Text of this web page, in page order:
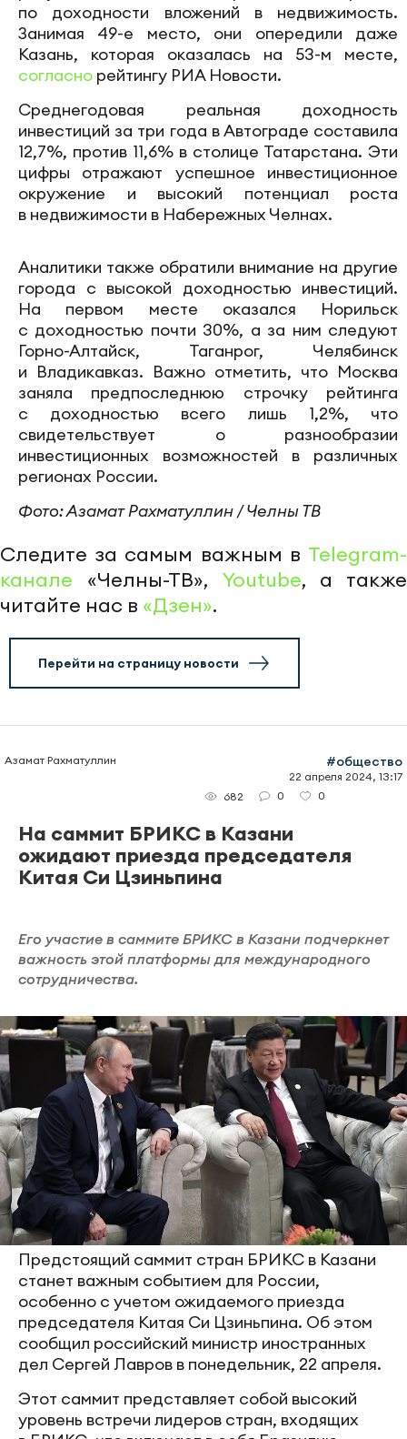
по доходности вложений в недвижимость.
Занимая 49-е место, они опередили даже
Казань, которая оказалась на 53-м месте,
согласно рейтингу РИА Новости.
Среднегодовая реальная доходность
инвестиций за три года в Автограде составила
12,7%, против 11,6% в столице Татарстана. Эти
цифры отражают успешное инвестиционное
окружение и высокий потенциал роста
в недвижимости в Набережных Челнах.
Аналитики также обратили внимание на другие
города с высокой доходностью инвестиций.
На первом месте оказался Норильск
с доходностью почти 30%, а за ним следуют
Горно-Алтайск, Таганрог, Челябинск
и Владикавказ. Важно отметить, что Москва
заняла предпоследнюю строчку рейтинга
с доходностью всего лишь 1,2%, что
свидетельствует о разнообразии
инвестиционных возможностей в различных
регионах России.
Фото: Азамат Рахматуллин / Челны ТВ
Следите за самым важным в Telegram-
канале «Челны-ТВ», Youtube, а также
читайте нас в «Дзен».
Перейти на страницу новости
Азамат Рахматуллин #общество
22 апреля 2024, 13:17
682
0 0
На саммит БРИКС в Казани
ожидают приезда председателя
Китая Си Цзиньпина
Его участие в саммите БРИКС в Казани подчеркнет
важность этой платформы для международного
сотрудничества.
Предстоящий саммит стран БРИКС в Казани
станет важным событием для России,
особенно с учетом ожидаемого приезда
председателя Китая Си Цзиньпина. Об этом
сообщил российский министр иностранных
дел Сергей Лавров в понедельник, 22 апреля.
Этот саммит представляет собой высокий
уровень встречи лидеров стран, входящих